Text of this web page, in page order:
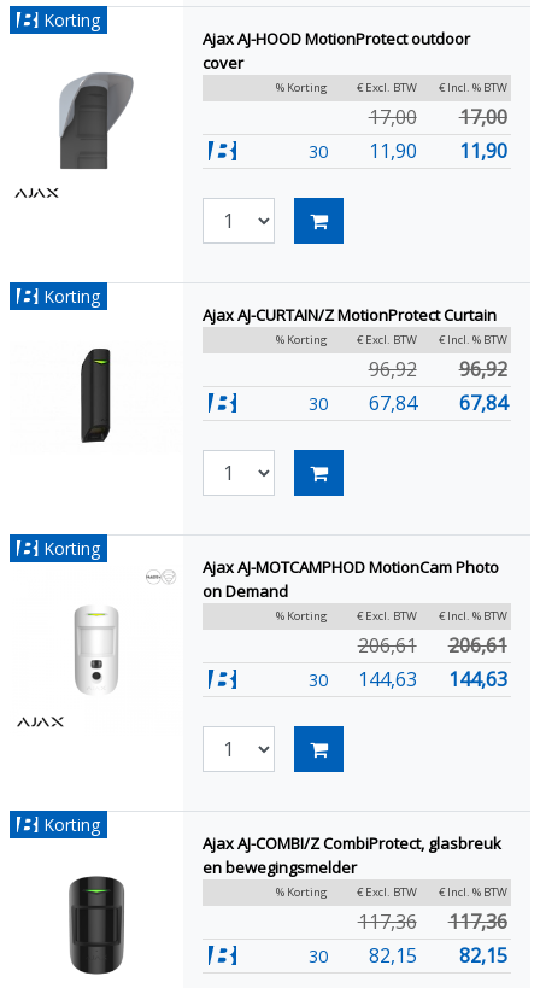
Korting
Ajax AJ-HOOD MotionProtect outdoor
cover
% Korting € Excl. BTW € Incl. % BTW
17,00 17,00
30 11,90 11,90
Korting
Ajax AJ-CURTAIN/Z MotionProtect Curtain
% Korting € Excl. BTW € Incl. % BTW
96,92 96,92
30 67,84 67,84
Korting
Ajax AJ-MOTCAMPHOD MotionCam Photo
on Demand
% Korting € Excl. BTW € Incl. % BTW
206,61 206,61
30 144,63 144,63
Korting
Ajax AJ-COMBI/Z CombiProtect, glasbreuk
en bewegingsmelder
% Korting € Excl. BTW € Incl. % BTW
117,36 117,36
30 82,15 82,15